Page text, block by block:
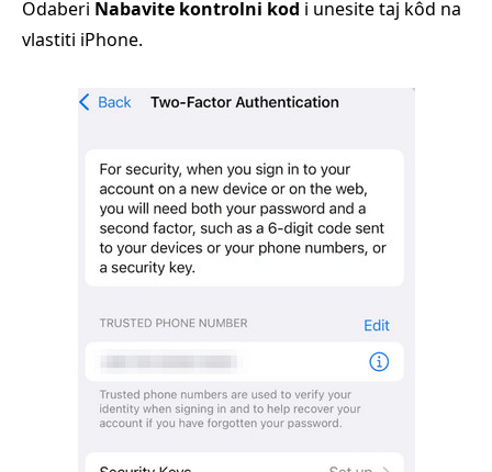
Odaberi Nabavite kontrolni kod i unesite taj kôd na
vlastiti iPhone.